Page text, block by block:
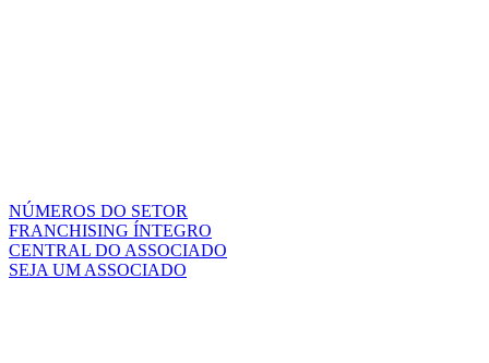
NÚMEROS DO SETOR
FRANCHISING ÍNTEGRO
CENTRAL DO ASSOCIADO
SEJA UM ASSOCIADO